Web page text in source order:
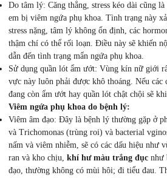
Do tâm lý: Căng thẳng, stress kéo dài cũng
em bị viêm ngứa phụ khoa. Tình trạng này
stress nặng, tâm lý không ổn định, các
thậm chí có thể rối loạn. Điều này sẽ khiến
dẫn đến tình trạng mẩn ngứa phụ khoa.
Sử dụng quần lót ẩm ướt: Vùng kín nữ giới
vực này luôn phải được khô thoáng. Nếu các
đang còn ẩm ướt hay quần lót chật chội sẽ
Viêm ngứa phụ khoa do bệnh lý:
Viêm âm đạo: Đây là bệnh lý thường gặp ở
và Trichomonas (trùng roi) và bacterial
nấm và viêm nhiễm, sẽ có các dấu hiệu như
ran và kho chịu, khí hư màu trắng đục như
đạo, thường không có mùi hôi; đi tiểu đau.